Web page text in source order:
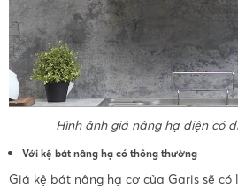
Hình ảnh giá nâng hạ điện có
Với kệ bát nâng hạ có thông thường
Giá kệ bát nâng hạ cơ của Garis sẽ